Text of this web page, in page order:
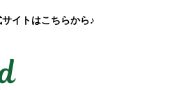
イトはこちらから♪